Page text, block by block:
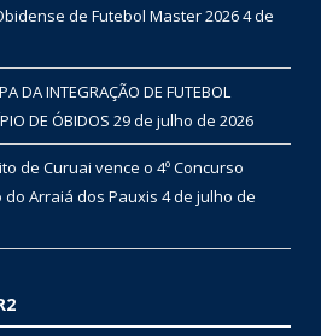
de Futebol Master 20264 de
DA INTEGRAÇÃO DE FUTEBOL
DE ÓBIDOS 29 de julho de 2026
de Curuai vence o 4º Concurso
Arraiá dos Pauxis 4 de julho de